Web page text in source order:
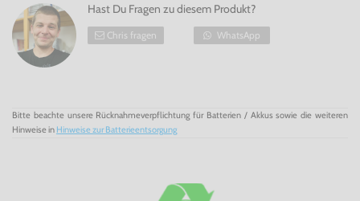
Hast Du Fragen zu diesem Produkt?
Chris fragen WhatsApp
Bitte beachte unsere Rücknahmeverpflichtung für Batterien / Akkus sowie die weiteren
Hinweise in Hinweise zur Batterieentsorgung